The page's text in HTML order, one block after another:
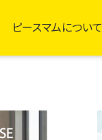
ピースマムについて